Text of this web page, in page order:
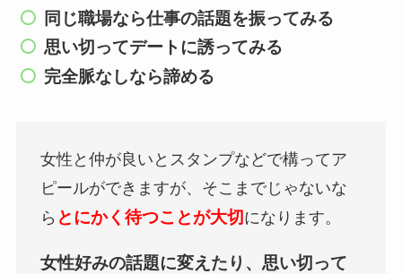
同じ職場なら仕事の話題を振ってみる
思い切ってデートに誘ってみる
完全脈なしなら諦める
女性と仲が良いとスタンプなどで構ってア
ピールができますが、そこまでじゃないな
ら とにかく待つことが大切 になります。
女性好みの話題に変えたり、思い切って